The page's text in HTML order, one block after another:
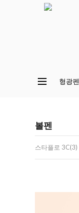
형광펜
볼펜
스타플로 3C(3)